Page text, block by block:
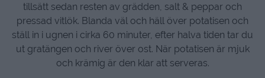
tillsätt sedan resten av grädden, salt & peppar och
pressad vitlök. Blanda väl och häll över potatisen och
ställ in i ugnen i cirka 60 minuter, efter halva tiden tar du
ut gratängen och river över ost. När potatisen är mjuk
och krämig är den klar att serveras.